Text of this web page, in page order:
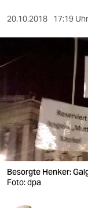
kultur
sport
berlin
nord
wahrheit
verlag
verlag
20.10.2018 17:19 Uhr
Besorgte Henker:
Foto: dpa